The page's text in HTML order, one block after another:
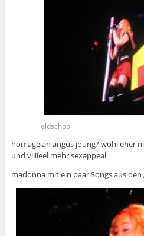
oldschool
homage an angus joung? wohl eher
und viiiieel mehr sexappeal
madonna mit ein paar Songs aus